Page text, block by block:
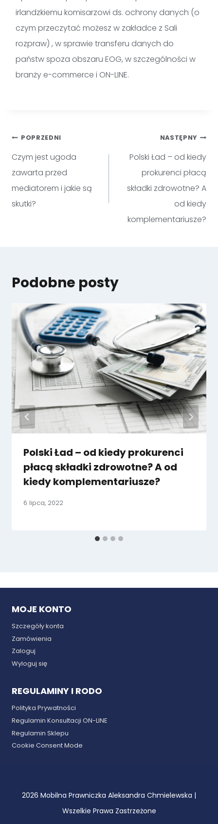
irlandzkiemu komisarzowi ds. ochrony danych (o
czym przeczytać możesz w zakładce z Sali
rozpraw) , w sprawie transferu danych do
państw spoza obszaru EOG, w szczególności w
branży e-commerce i ON-LINE.
POPRZEDNI
Czym jest ugoda
zawarta przed
mediatorem i jakie są
skutki?
NASTĘPNY
Polski Ład – od kiedy
prokurenci płacą
składki zdrowotne? A
od kiedy
komplementariusze?
Podobne posty
Polski Ład – od kiedy prokurenci
płacą składki zdrowotne? A od
kiedy komplementariusze?
6 lipca, 2022
MOJE KONTO
Szczegóły konta
Zamówienia
Zaloguj
Wyloguj się
REGULAMINY I RODO
Polityka Prywatności
Regulamin Konsultacji ON-LINE
Regulamin Sklepu
Cookie Consent Mode
2026 Mobilna Prawniczka Aleksandra Chmielewska |
Wszelkie Prawa Zastrzeżone